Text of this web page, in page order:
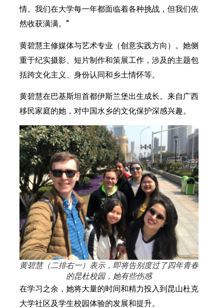
情。我们在大学每一年都面临着各种挑战，但我们依
然收获满满。”
黄碧慧主修媒体与艺术专业（创意实践方向）。她侧
重于纪实摄影、短片制作和策展工作，涉及的主题包
括跨文化主义、身份认同和乡土情怀等。
黄碧慧在巴基斯坦首都伊斯兰堡出生成长。来自广西
移民家庭的她，对中国水乡的文化保护深感兴趣。
黄碧慧（二排右一）表示，即将告别度过了四年青春
的昆杜校园，她有些伤感
在学习之余，她将大量的时间和精力投入到昆山杜克
大学社区及学生校园体验的发展和提升。